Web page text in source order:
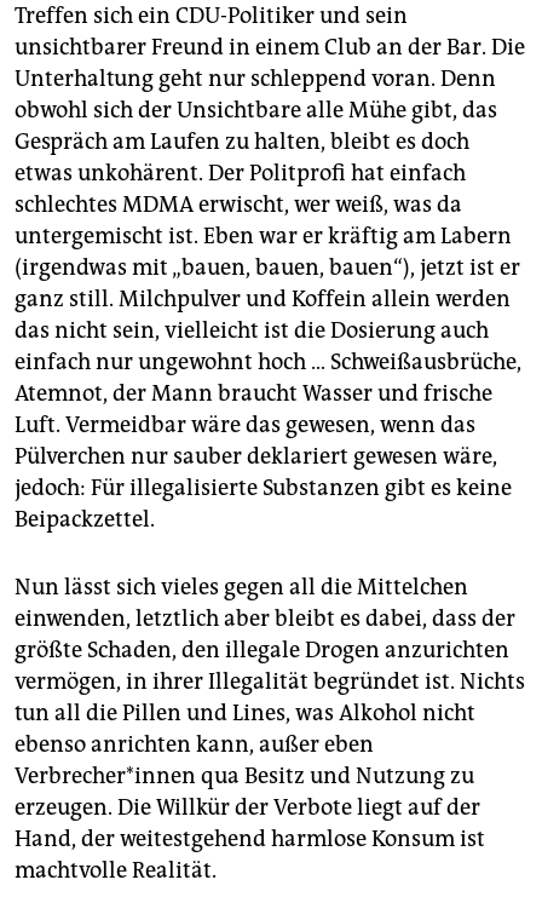
unterstützen
abo
genossenschaft
epaper login
Treffen sich ein CDU-Politiker und sein
unsichtbarer Freund in einem Club an der Bar. Die
Unterhaltung geht nur schleppend voran. Denn
obwohl sich der Unsichtbare alle Mühe gibt, das
Gespräch am Laufen zu halten, bleibt es doch
etwas unkohärent. Der Politprofi hat einfach
schlechtes MDMA erwischt, wer weiß, was da
untergemischt ist. Eben war er kräftig am Labern
(irgendwas mit „bauen, bauen, bauen“), jetzt ist er
ganz still. Milchpulver und Koffein allein werden
das nicht sein, vielleicht ist die Dosierung auch
einfach nur ungewohnt hoch … Schweißausbrüche,
Atemnot, der Mann braucht Wasser und frische
Luft. Vermeidbar wäre das gewesen, wenn das
Pülverchen nur sauber deklariert gewesen wäre,
jedoch: Für illegalisierte Substanzen gibt es keine
Beipackzettel.
Nun lässt sich vieles gegen all die Mittelchen
einwenden, letztlich aber bleibt es dabei, dass der
größte Schaden, den illegale Drogen anzurichten
vermögen, in ihrer Illegalität begründet ist. Nichts
tun all die Pillen und Lines, was Alkohol nicht
ebenso anrichten kann, außer eben
Verbrecher*innen qua Besitz und Nutzung zu
erzeugen. Die Willkür der Verbote liegt auf der
Hand, der weitestgehend harmlose Konsum ist
machtvolle Realität.